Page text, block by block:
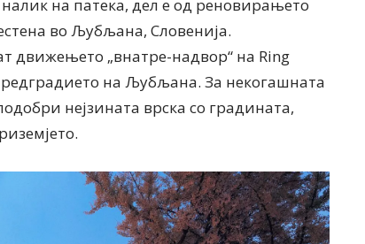
на патека, дел е од реновирањето
во Љубљана, Словенија.
движењето „внатре-надвор“ на Ring
на Љубљана. За некогашната
нејзината врска со градината,
одговори од Милена
за МодаМода
Дваесет одговори за
МодаМода со Александар
Ристовски Принц